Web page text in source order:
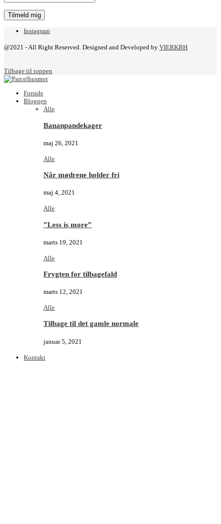
Instagram
@2021 - All Right Reserved. Designed and Developed by VIERKBH
Tilbage til toppen
Forside
Bloggen
Alle
Bananpandekager
maj 26, 2021
Alle
Når mødrene holder fri
maj 4, 2021
Alle
”Less is more”
marts 19, 2021
Alle
Frygten for tilbagefald
marts 12, 2021
Alle
Tilbage til det gamle normale
januar 5, 2021
Kontakt